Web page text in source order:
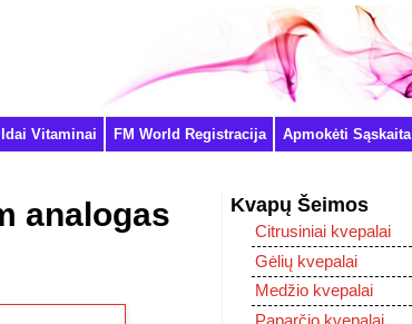
Vitaminai FM World Registracija Apmokėti Sąskaita
analogas Kvapų Šeimos
Citrusiniai kvepalai
Gėlių kvepalai
Medžio kvepalai
Paparčio kvepalai